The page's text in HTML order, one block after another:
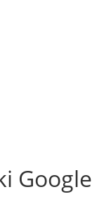
Google